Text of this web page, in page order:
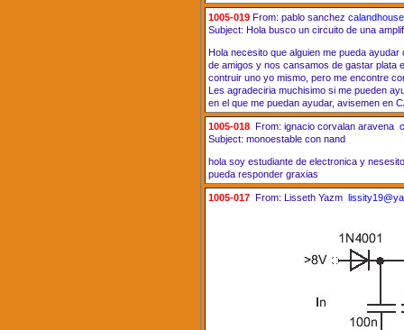
1005-019 From: pablo sanchez
Subject: Hola busco un circuito de una
Hola necesito que alguien me pueda
de amigos y nos cansamos de gastar plata
contruir uno yo mismo, pero me encontre
Les agradeciria muchisimo si me pueden
en el que me puedan ayudar, avisemen en
1005-018 From: ignacio corvalan aravena
Subject: monoestable con nand
hola soy estudiante de electronica y
pueda responder graxias
1005-017 From: Lisseth Yazm